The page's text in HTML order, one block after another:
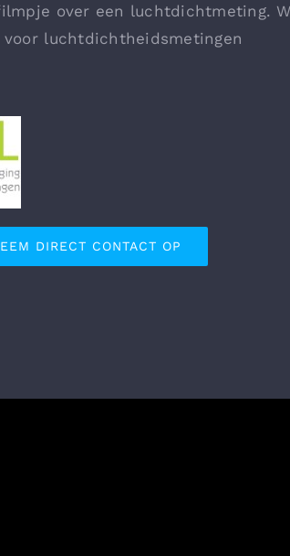
over een luchtdichtmeting.
voor luchtdichtheidsmetingen
DIRECT CONTACT OP